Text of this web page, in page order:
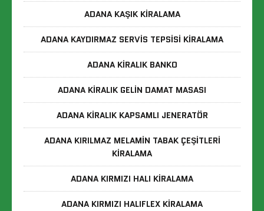
ADANA KAŞIK KIRALAMA
ADANA KAYDIRMAZ SERVIS TEPSISI KIRALAMA
ADANA KIRALIK BANKO
ADANA KIRALIK GELIN DAMAT MASASI
ADANA KIRALIK KAPSAMLI JENERATÖR
ADANA KIRILMAZ MELAMIN TABAK ÇEŞITLERI
KIRALAMA
ADANA KIRMIZI HALI KIRALAMA
ADANA KIRMIZI HALIFLEX KIRALAMA